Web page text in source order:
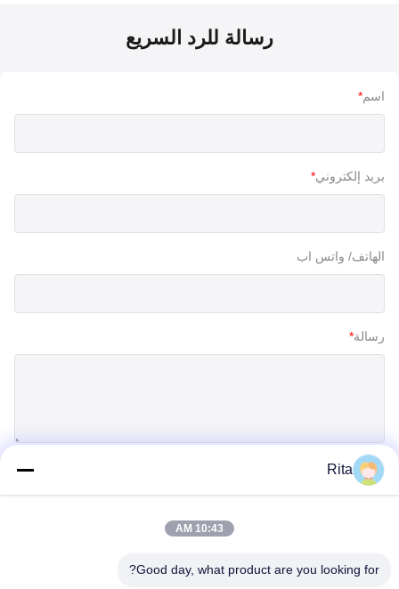
رسالة للرد السريع
اسم*
بريد إلكتروني*
الهاتف/ واتس اب
رسالة*
Rita
10:43 AM
Good day, what product are you looking for?